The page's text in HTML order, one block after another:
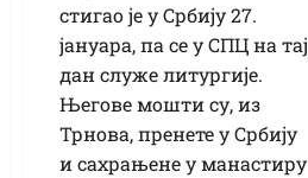
стигао је у Србију 27.
јануара, па се у СПЦ на тај
дан служе литургије.
Његове мошти су, из
Трнова, пренете у Србију
и сахрањене у манастиру